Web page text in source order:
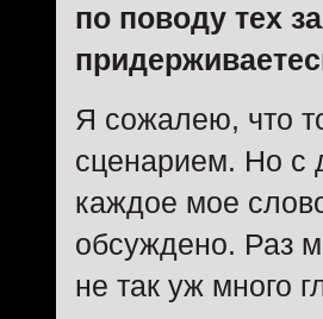
по поводу тех
Я сожалею, что
сценарием. Но с
каждое мое
обсуждено. Раз
не так уж много